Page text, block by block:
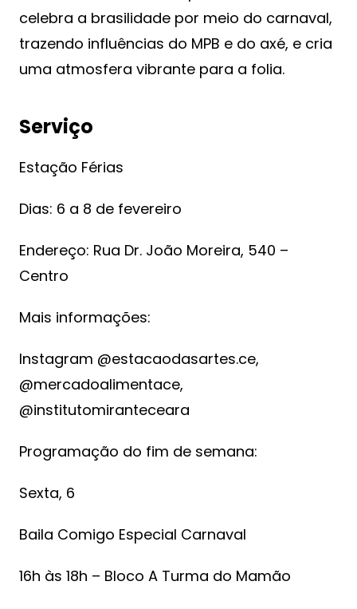
celebra a brasilidade por meio do carnaval,
trazendo influências do MPB e do axé, e cria
uma atmosfera vibrante para a folia.
Serviço
Estação Férias
Dias: 6 a 8 de fevereiro
Endereço: Rua Dr. João Moreira, 540 –
Centro
Mais informações:
Instagram @estacaodasartes.ce,
@mercadoalimentace,
@institutomiranteceara
Programação do fim de semana:
Sexta, 6
Baila Comigo Especial Carnaval
16h às 18h – Bloco A Turma do Mamão